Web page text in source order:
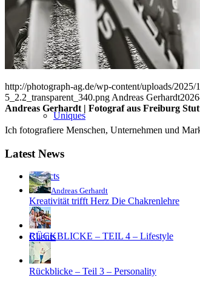
Sports
Uniques
Projects
Clients
http://photograph-ag.de/wp-content/uploads/
5_2.2_transparent_340.png Andreas Gerhardt
Andreas Gerhardt | Fotograf aus Freiburg
Ich fotografiere Menschen, Unternehmen und
Latest News
Andreas Gerhardt
Kreativität trifft Herz Die Chakrenlehre
RÜCKBLICKE – TEIL 4 – Lifestyle
Rückblicke – Teil 3 – Personality